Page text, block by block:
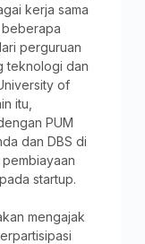
kerja sama
beberapa
perguruan
teknologi dan
of
itu,
PUM
dan DBS di
startup.
mengajak